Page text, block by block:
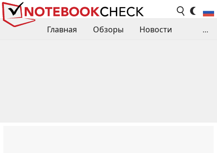
Главная Обзоры
Новости
...